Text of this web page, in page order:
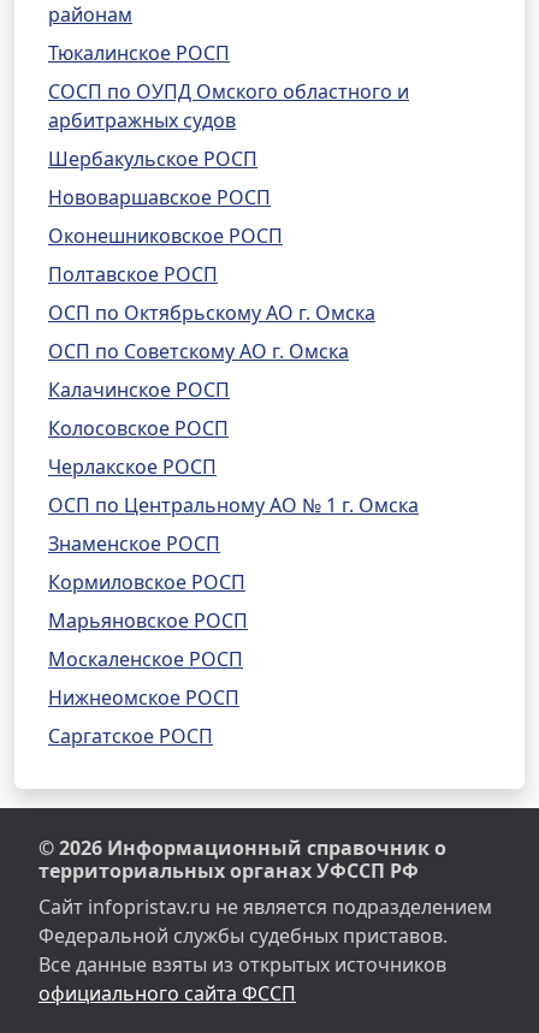
районам
Тюкалинское РОСП
СОСП по ОУПД Омского областного и
арбитражных судов
Шербакульское РОСП
Нововаршавское РОСП
Оконешниковское РОСП
Полтавское РОСП
ОСП по Октябрьскому АО г. Омска
ОСП по Советскому АО г. Омска
Калачинское РОСП
Колосовское РОСП
Черлакское РОСП
ОСП по Центральному АО № 1 г. Омска
Знаменское РОСП
Кормиловское РОСП
Марьяновское РОСП
Москаленское РОСП
Нижнеомское РОСП
Саргатское РОСП
© 2026 Информационный справочник о
территориальных органах УФССП РФ
Сайт infopristav.ru не является подразделением
Федеральной службы судебных приставов.
Все данные взяты из открытых источников
официального сайта ФССП